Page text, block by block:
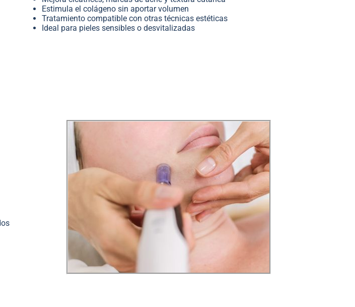
Estimula el colágeno sin aportar volumen
Tratamiento compatible con otras técnicas estéticas
Ideal para pieles sensibles o desvitalizadas